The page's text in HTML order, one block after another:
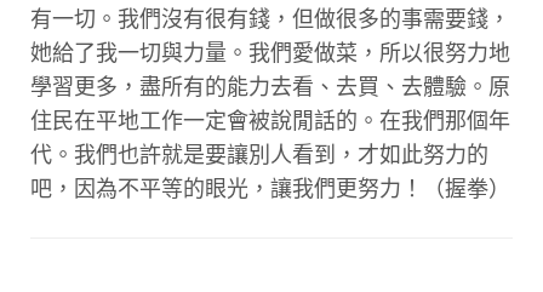
有一切。我們沒有很有錢，但做很多的事需要錢，
她給了我一切與力量。我們愛做菜，所以很努力地
學習更多，盡所有的能力去看、去買、去體驗。原
住民在平地工作一定會被說閒話的。在我們那個年
代。我們也許就是要讓別人看到，才如此努力的
吧，因為不平等的眼光，讓我們更努力！（握拳）